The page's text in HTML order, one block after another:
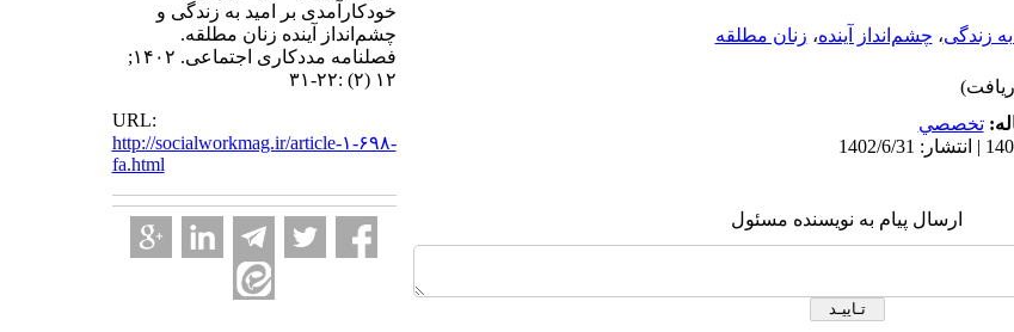
به زندگی، چشم‌انداز آینده، زنان مطلقه
تخصصي
ارسال پیام به نویسنده مسئول
خودکارآمدی بر امید به زندگی و
چشم‌انداز آینده زنان مطلقه.
فصلنامه مددکاری اجتماعی. ۱۴۰۲;
۱۲ (۲) :۲۲-۳۱
URL:
http://socialworkmag.ir/article-۱-۶۹۸-
fa.html